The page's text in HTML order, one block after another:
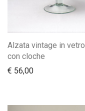
Alzata vintage in vetro
con cloche
€ 56,00